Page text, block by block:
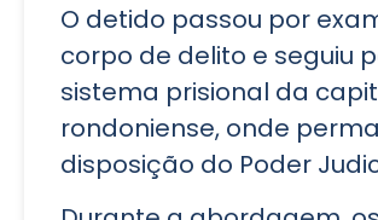
O detido passou por
corpo de delito e seguiu
sistema prisional da
rondoniense, onde
disposição do Poder